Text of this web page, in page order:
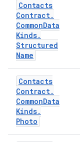
Contacts
Contract.
CommonData
Kinds.
Structured
Name
Contacts
Contract.
CommonData
Kinds.
Photo